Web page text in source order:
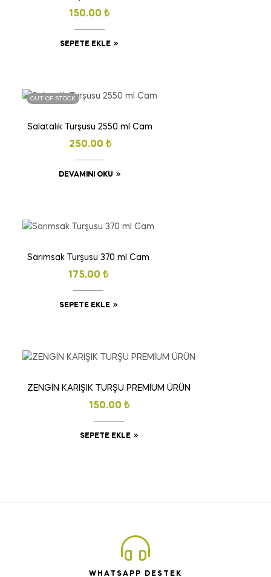
150.00 ₺
SEPETE EKLE
OUT OF STOCK
Salatalık Turşusu 2550 ml Cam
250.00 ₺
DEVAMINI OKU
Sarımsak Turşusu 370 ml Cam
175.00 ₺
SEPETE EKLE
ZENGİN KARIŞIK TURŞU PREMİUM ÜRÜN
150.00 ₺
SEPETE EKLE
WHATSAPP DESTEK